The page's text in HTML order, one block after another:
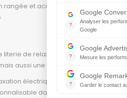
et accessible.
literie de relaxation électrique
aussi une décoration soignée,
électrique ressorts est la
dans les moindres détails